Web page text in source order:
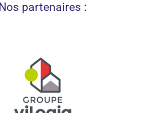
Nos partenaires :